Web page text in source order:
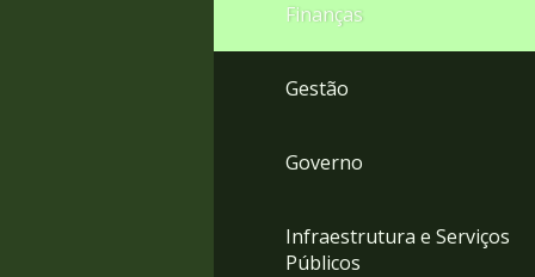
Finanças
Gestão
Governo
Infraestrutura e Serviços
Públicos